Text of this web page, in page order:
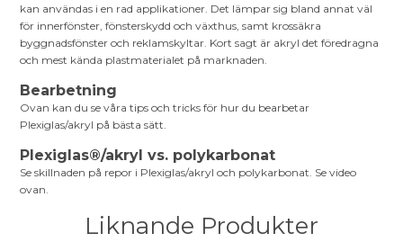
kan användas i en rad applikationer. Det lämpar sig bland annat väl
för innerfönster, fönsterskydd och växthus, samt krossäkra
byggnadsfönster och reklamskyltar. Kort sagt är akryl det föredragna
och mest kända plastmaterialet på marknaden.
Bearbetning
Ovan kan du se våra tips och tricks för hur du bearbetar
Plexiglas/akryl på bästa sätt.
Plexiglas®/akryl vs. polykarbonat
Se skillnaden på repor i Plexiglas/akryl och polykarbonat. Se video
ovan.
Liknande Produkter